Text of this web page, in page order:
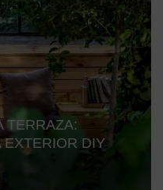
TERRAZA:
EXTERIOR DIY